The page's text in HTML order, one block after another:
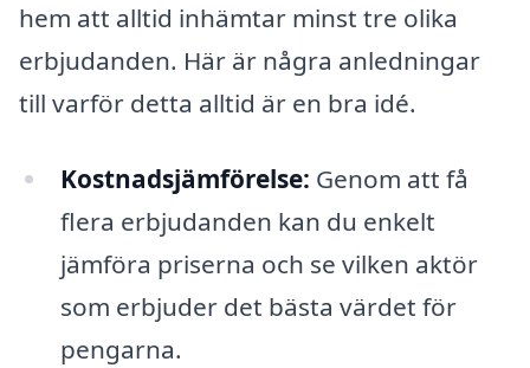
hem att alltid inhämtar minst tre olika
erbjudanden. Här är några anledningar
till varför detta alltid är en bra idé.
Kostnadsjämförelse: Genom att få
flera erbjudanden kan du enkelt
jämföra priserna och se vilken aktör
som erbjuder det bästa värdet för
pengarna.